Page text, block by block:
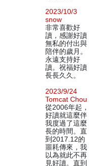
2023/10/3
snow
非常喜歡好
讀，感謝好讀
無私的付出與
陪伴的歲月。
永遠支持好
讀。祝福好讀
長長久久。
2023/9/24
Tomcat Chou
從2006年起，
好讀就這麼伴
我度過了這麼
長的時間。直
到2017.12的
噩耗傳來，我
以為就此不再
見好讀。直到